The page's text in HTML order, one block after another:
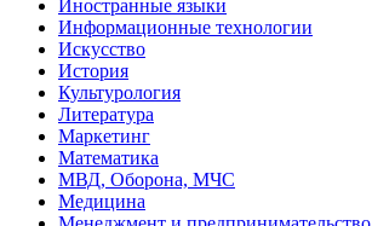
Иностранные языки
Информационные технологии
Искусство
История
Культурология
Литература
Маркетинг
Математика
МВД, Оборона, МЧС
Медицина